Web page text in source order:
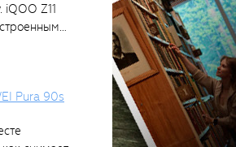
iQOO Z11
Pura 90s